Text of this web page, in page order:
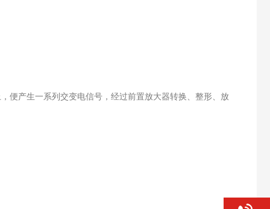
产生一系列交变电信号，经过前置放大器转换、整形、放